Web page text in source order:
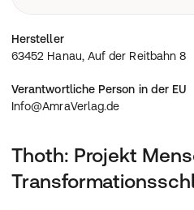
63452 Hanau, Auf der Reitbahn
Hersteller
63452 Hanau, Auf der Reitbahn 8
Verantwortliche Person in der EU
Info@AmraVerlag.de
Thoth: Projekt